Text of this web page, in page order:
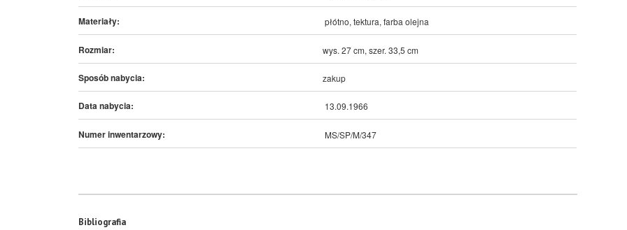
Materiały: płótno, tektura, farba olejna
Rozmiar: wys. 27 cm, szer. 33,5 cm
Sposób nabycia: zakup
Data nabycia: 13.09.1966
Numer inwentarzowy: MS/SP/M/347
Bibliografia